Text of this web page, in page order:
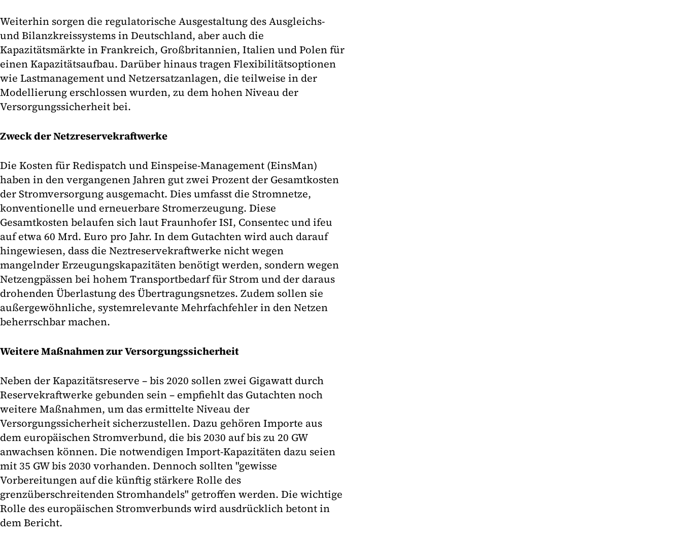
Weiterhin sorgen die regulatorische Ausgestaltung des Ausgleichs-
und Bilanzkreissystems in Deutschland, aber auch die
Kapazitätsmärkte in Frankreich, Großbritannien, Italien und Polen für
einen Kapazitätsaufbau. Darüber hinaus tragen Flexibilitätsoptionen
wie Lastmanagement und Netzersatzanlagen, die teilweise in der
Modellierung erschlossen wurden, zu dem hohen Niveau der
Versorgungssicherheit bei.
Zweck der Netzreservekraftwerke
Die Kosten für Redispatch und Einspeise-Management (EinsMan)
haben in den vergangenen Jahren gut zwei Prozent der Gesamtkosten
der Stromversorgung ausgemacht. Dies umfasst die Stromnetze,
konventionelle und erneuerbare Stromerzeugung. Diese
Gesamtkosten belaufen sich laut Fraunhofer ISI, Consentec und ifeu
auf etwa 60 Mrd. Euro pro Jahr. In dem Gutachten wird auch darauf
hingewiesen, dass die Neztreservekraftwerke nicht wegen
mangelnder Erzeugungskapazitäten benötigt werden, sondern wegen
Netzengpässen bei hohem Transportbedarf für Strom und der daraus
drohenden Überlastung des Übertragungsnetzes. Zudem sollen sie
außergewöhnliche, systemrelevante Mehrfachfehler in den Netzen
beherrschbar machen.
Weitere Maßnahmen zur Versorgungssicherheit
Neben der Kapazitätsreserve – bis 2020 sollen zwei Gigawatt durch
Reservekraftwerke gebunden sein – empfiehlt das Gutachten noch
weitere Maßnahmen, um das ermittelte Niveau der
Versorgungssicherheit sicherzustellen. Dazu gehören Importe aus
dem europäischen Stromverbund, die bis 2030 auf bis zu 20 GW
anwachsen können. Die notwendigen Import-Kapazitäten dazu seien
mit 35 GW bis 2030 vorhanden. Dennoch sollten "gewisse
Vorbereitungen auf die künftig stärkere Rolle des
grenzüberschreitenden Stromhandels" getroffen werden. Die wichtige
Rolle des europäischen Stromverbunds wird ausdrücklich betont in
dem Bericht.